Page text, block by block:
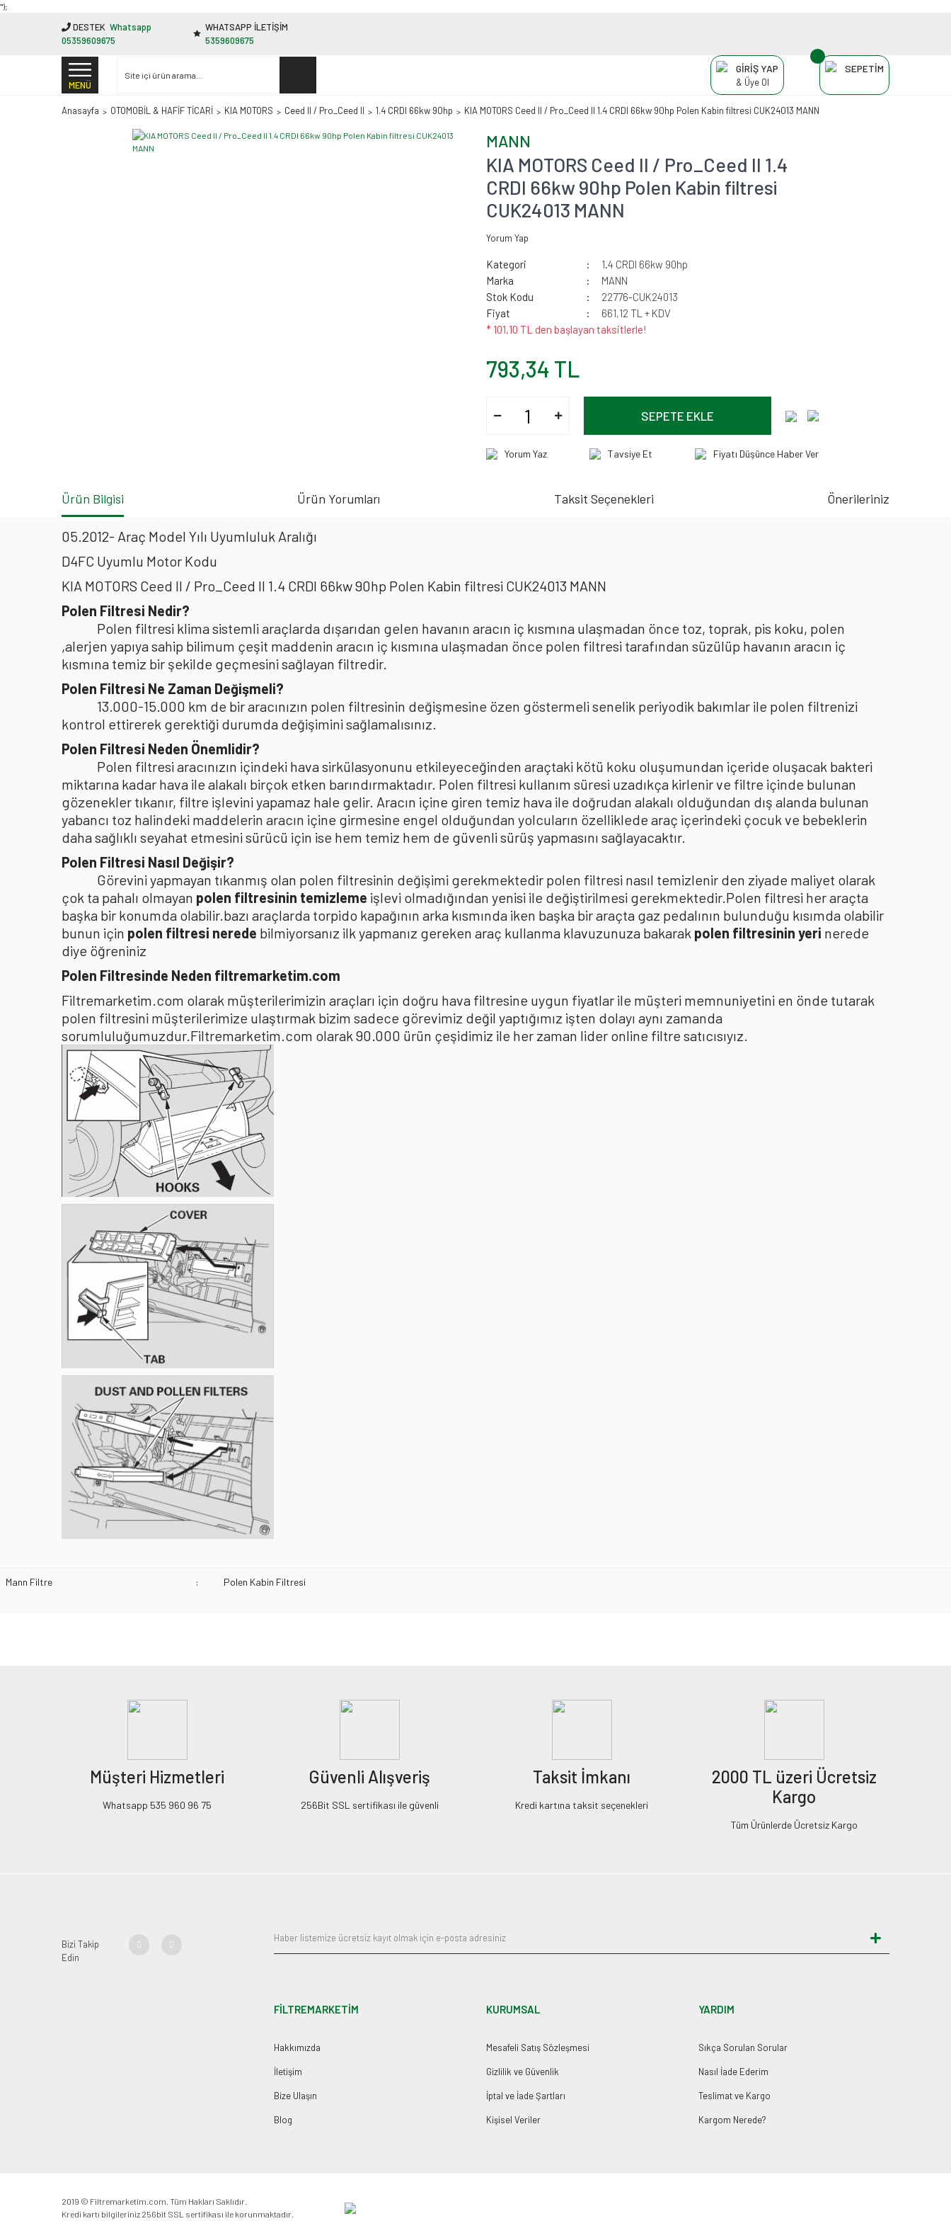
"');
DESTEK Whatsapp
05359609675
WHATSAPP İLETİŞİM
5359609675
MENÜ
GİRİŞ YAP
& Üye Ol
SEPETİM
Anasayfa OTOMOBİL & HAFİF TİCARİ KIA MOTORS Ceed II / Pro_Ceed II 1.4 CRDI 66kw 90hp KIA MOTORS Ceed II / Pro_Ceed II 1.4 CRDI 66kw 90hp Polen Kabin filtresi CUK24013 MANN
MANN
KIA MOTORS Ceed II / Pro_Ceed II 1.4
CRDI 66kw 90hp Polen Kabin filtresi
CUK24013 MANN
Yorum Yap
Kategori
1.4 CRDI 66kw 90hp
Marka
MANN
Stok Kodu
22776-CUK24013
Fiyat
661,12 TL + KDV
* 101,10 TL den başlayan taksitlerle!
793,34 TL
SEPETE EKLE
Yorum Yaz Tavsiye Et Fiyatı Düşünce Haber Ver
Ürün Bilgisi Ürün Yorumları Taksit Seçenekleri Önerileriniz
05.2012- Araç Model Yılı Uyumluluk Aralığı
D4FC Uyumlu Motor Kodu
KIA MOTORS Ceed II / Pro_Ceed II 1.4 CRDI 66kw 90hp Polen Kabin filtresi CUK24013 MANN
Polen Filtresi Nedir?
Polen filtresi klima sistemli araçlarda dışarıdan gelen havanın aracın iç kısmına ulaşmadan önce toz, toprak, pis koku, polen
,alerjen yapıya sahip bilimum çeşit maddenin aracın iç kısmına ulaşmadan önce polen filtresi tarafından süzülüp havanın aracın iç
kısmına temiz bir şekilde geçmesini sağlayan filtredir.
Polen Filtresi Ne Zaman Değişmeli?
13.000-15.000 km de bir aracınızın polen filtresinin değişmesine özen göstermeli senelik periyodik bakımlar ile polen filtrenizi
kontrol ettirerek gerektiği durumda değişimini sağlamalısınız.
Polen Filtresi Neden Önemlidir?
Polen filtresi aracınızın içindeki hava sirkülasyonunu etkileyeceğinden araçtaki kötü koku oluşumundan içeride oluşacak bakteri
miktarına kadar hava ile alakalı birçok etken barındırmaktadır. Polen filtresi kullanım süresi uzadıkça kirlenir ve filtre içinde bulunan
gözenekler tıkanır, filtre işlevini yapamaz hale gelir. Aracın içine giren temiz hava ile doğrudan alakalı olduğundan dış alanda bulunan
yabancı toz halindeki maddelerin aracın içine girmesine engel olduğundan yolcuların özelliklede araç içerindeki çocuk ve bebeklerin
daha sağlıklı seyahat etmesini sürücü için ise hem temiz hem de güvenli sürüş yapmasını sağlayacaktır.
Polen Filtresi Nasıl Değişir?
Görevini yapmayan tıkanmış olan polen filtresinin değişimi gerekmektedir polen filtresi nasıl temizlenir den ziyade maliyet olarak
çok ta pahalı olmayan polen filtresinin temizleme işlevi olmadığından yenisi ile değiştirilmesi gerekmektedir.Polen filtresi her araçta
başka bir konumda olabilir.bazı araçlarda torpido kapağının arka kısmında iken başka bir araçta gaz pedalının bulunduğu kısımda olabilir
bunun için polen filtresi nerede bilmiyorsanız ilk yapmanız gereken araç kullanma klavuzunuza bakarak polen filtresinin yeri nerede
diye öğreniniz
Polen Filtresinde Neden filtremarketim.com
Filtremarketim.com olarak müşterilerimizin araçları için doğru hava filtresine uygun fiyatlar ile müşteri memnuniyetini en önde tutarak
polen filtresini müşterilerimize ulaştırmak bizim sadece görevimiz değil yaptığımız işten dolayı aynı zamanda
sorumluluğumuzdur.Filtremarketim.com olarak 90.000 ürün çeşidimiz ile her zaman lider online filtre satıcısıyız.
Mann Filtre : Polen Kabin Filtresi
Müşteri Hizmetleri
Whatsapp 535 960 96 75
Güvenli Alışveriş
256Bit SSL sertifikası ile güvenli
Taksit İmkanı
Kredi kartına taksit seçenekleri
2000 TL üzeri Ücretsiz
Kargo
Tüm Ürünlerde Ücretsiz Kargo
Bizi Takip
Edin
FİLTREMARKETİM
Hakkımızda
İletişim
Bize Ulaşın
Blog
KURUMSAL
Mesafeli Satış Sözleşmesi
Gizlilik ve Güvenlik
İptal ve İade Şartları
Kişisel Veriler
YARDIM
Sıkça Sorulan Sorular
Nasıl İade Ederim
Teslimat ve Kargo
Kargom Nerede?
2019 © Filtremarketim.com. Tüm Hakları Saklıdır.
Kredi kartı bilgileriniz 256bit SSL sertifikası ile korunmaktadır.